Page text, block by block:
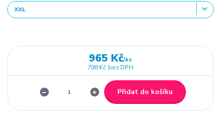
965 Kč/ks
798 Kč bez DPH
Přidat do košíku